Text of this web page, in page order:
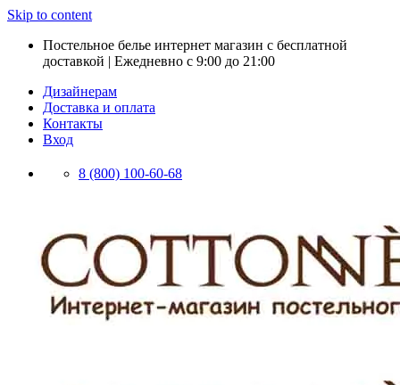
Skip to content
Постельное белье интернет магазин с бесплатной
доставкой | Ежедневно с 9:00 до 21:00
Дизайнерам
Доставка и оплата
Контакты
Вход
8 (800) 100-60-68